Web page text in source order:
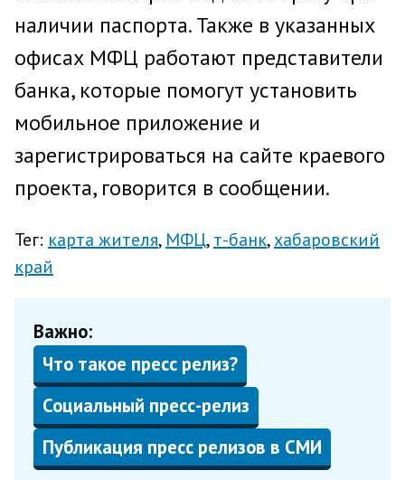
наличии паспорта. Также в указанных
офисах МФЦ работают представители
банка, которые помогут установить
мобильное приложение и
зарегистрироваться на сайте краевого
проекта, говорится в сообщении.
Тег: карта жителя МФЦ т-банк хабаровский
край
Важно:
Что такое пресс релиз?
Социальный пресс-релиз
Публикация пресс релизов в СМИ